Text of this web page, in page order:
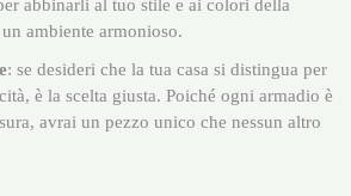
abbinarli al tuo stile e ai colori della
ambiente armonioso.
: se desideri che la tua casa si distingua per
è la scelta giusta. Poiché ogni armadio è
avrai un pezzo unico che nessun altro